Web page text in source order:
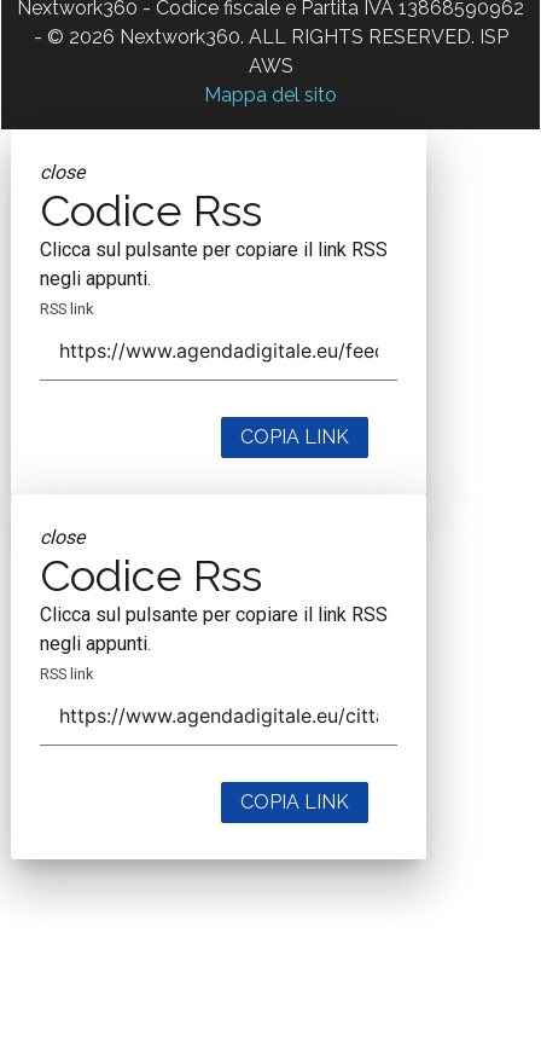
Nextwork360 - Codice fiscale e Partita IVA 13868590962
- © 2026 Nextwork360. ALL RIGHTS RESERVED. ISP
AWS
Mappa del sito
close
Codice Rss
Clicca sul pulsante per copiare il link RSS
negli appunti.
RSS link
COPIA LINK
close
Codice Rss
Clicca sul pulsante per copiare il link RSS
negli appunti.
RSS link
COPIA LINK